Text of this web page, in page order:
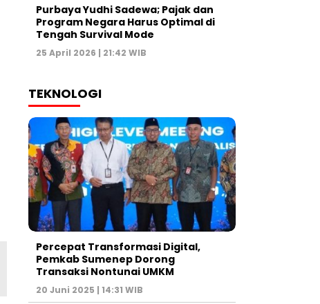
Purbaya Yudhi Sadewa; Pajak dan
Program Negara Harus Optimal di
Tengah Survival Mode
25 April 2026 | 21:42 WIB
TEKNOLOGI
Percepat Transformasi Digital,
Pemkab Sumenep Dorong
Transaksi Nontunai UMKM
20 Juni 2025 | 14:31 WIB